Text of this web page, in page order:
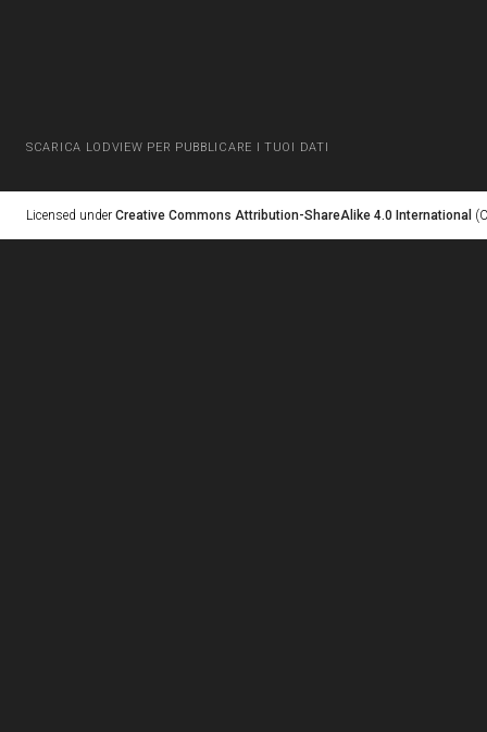
SCARICA LODVIEW PER PUBBLICARE I TUOI DATI
Licensed under Creative Commons Attribution-ShareAlike 4.0 International